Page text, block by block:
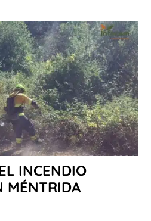
INCENDIO
MÉNTRIDA